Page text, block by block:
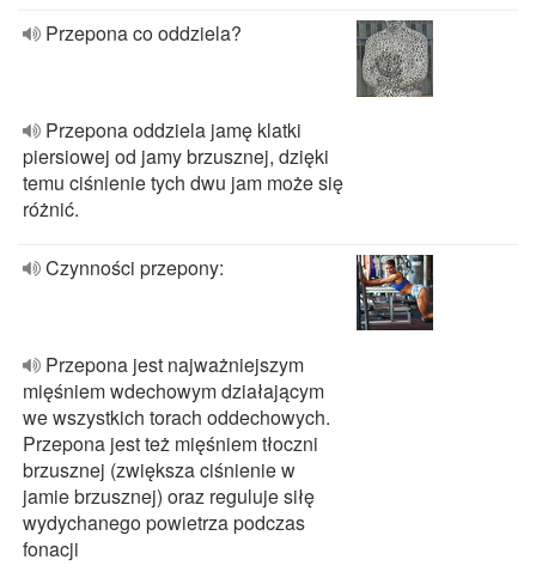
Przepona co oddziela?
Przepona oddziela jamę klatki
piersiowej od jamy brzusznej, dzięki
temu ciśnienie tych dwu jam może się
różnić.
Czynności przepony:
Przepona jest najważniejszym
mięśniem wdechowym działającym
we wszystkich torach oddechowych.
Przepona jest też mięśniem tłoczni
brzusznej (zwiększa ciśnienie w
jamie brzusznej) oraz reguluje siłę
wydychanego powietrza podczas
fonacji